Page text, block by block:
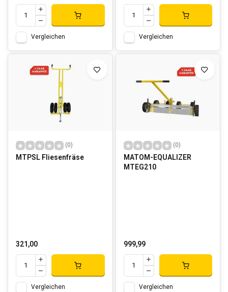
Vergleichen Vergleichen
(0)
MTPSL Fliesenfräse
321,00
Vergleichen
(0)
MATOM-EQUALIZER
MTEG210
999,99
Vergleichen